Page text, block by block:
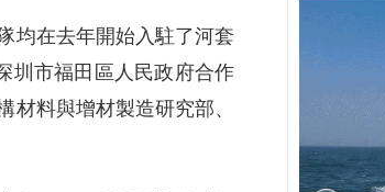
均在去年開始入駐了河套
圳市福田區人民政府合作
料與增材製造研究部、